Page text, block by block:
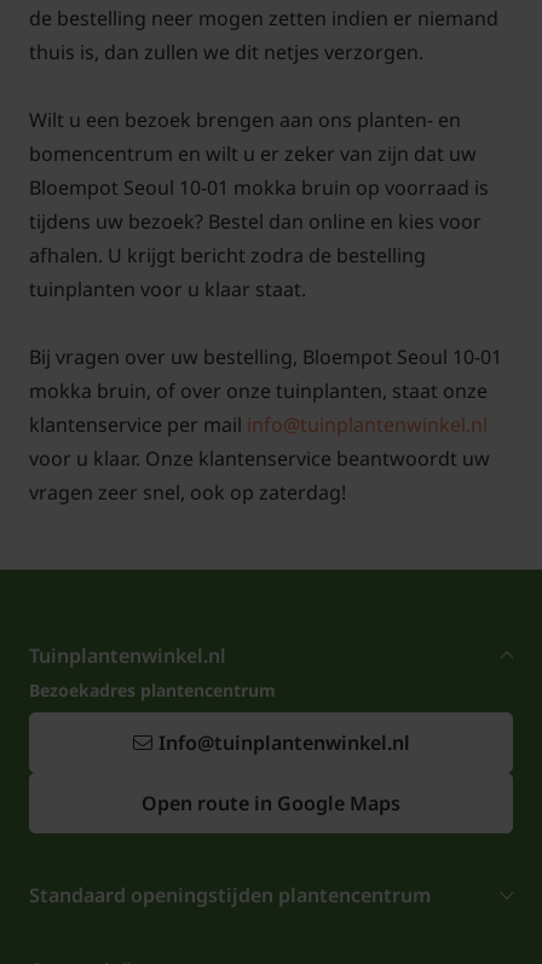
de bestelling neer mogen zetten indien er niemand
thuis is, dan zullen we dit netjes verzorgen.
Wilt u een bezoek brengen aan ons planten- en
bomencentrum en wilt u er zeker van zijn dat uw
Bloempot Seoul 10-01 mokka bruin op voorraad is
tijdens uw bezoek? Bestel dan online en kies voor
afhalen. U krijgt bericht zodra de bestelling
tuinplanten voor u klaar staat.
Bij vragen over uw bestelling, Bloempot Seoul 10-01
mokka bruin, of over onze tuinplanten, staat onze
klantenservice per mail info@tuinplantenwinkel.nl
voor u klaar. Onze klantenservice beantwoordt uw
vragen zeer snel, ook op zaterdag!
Tuinplantenwinkel.nl
Bezoekadres plantencentrum
Info@tuinplantenwinkel.nl
Open route in Google Maps
Standaard openingstijden plantencentrum